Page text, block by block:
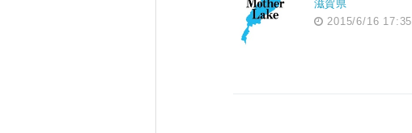
滋賀県
2015/6/16 17:35